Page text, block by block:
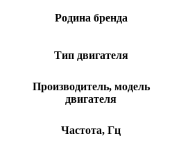
Родина бренда
Тип двигателя
Производитель, модель
двигателя
Частота, Гц